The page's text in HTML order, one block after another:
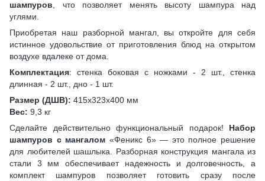
шампуров , что позволяет менять высоту шампура над
углями.
Приобретая наш разборной мангал, вы откройте для себя
истинное удовольствие от приготовления блюд на открытом
воздухе вдалеке от дома.
Комплектация: стенка боковая с ножками - 2 шт., стенка
длинная - 2 шт., дно - 1 шт.
Размер (ДШВ): 415х323х400 мм
Вес: 9,3 кг
Сделайте действительно функциональный подарок! Набор
шампуров с мангалом «Феникс 6» — это полное решение
для любителей шашлыка. Разборная конструкция мангала из
стали 3 мм обеспечивает надежность и долговечность, а
комплект шампуров позволяет готовить сразу после